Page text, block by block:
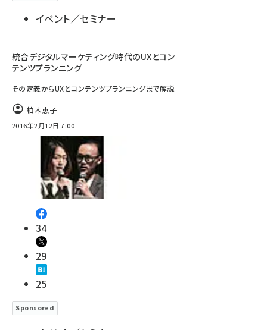
イベント／セミナー
統合デジタルマーケティング時代のUXとコン
テンツプランニング
その定義からUXとコンテンツプランニングまで解説
柏木恵子
2016年2月12日 7:00
34
29
25
Sponsored